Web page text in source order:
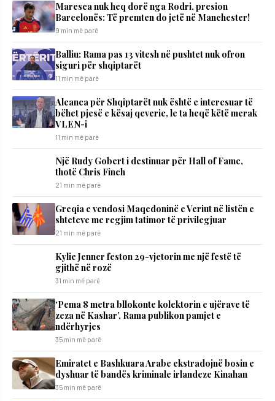
Maresca nuk heq dorë nga Rodri, presion
Barcelonës: Të premten do jetë në Manchester!
9 min më parë
Balliu: Rama pas 13 vitesh në pushtet nuk ofron
siguri për shqiptarët
11 min më parë
Aleanca për Shqiptarët nuk është e interesuar të
bëhet pjesë e kësaj qeverie, le ta heqë këtë merak
VLEN-i
11 min më parë
Një Rudy Gobert i destinuar për Hall of Fame,
thotë Chris Finch
21 min më parë
Greqia e vendosi Maqedoninë e Veriut në listën e
shteteve me regjim tatimor të privilegjuar
21 min më parë
Kylie Jenner feston 29-vjetorin me një festë të
gjithë në rozë
31 min më parë
‘Pema 8 metra bllokonte kolektorin e ujërave të
zeza në Kashar’, Rama publikon pamjet e
ndërhyrjes
35 min më parë
Emiratet e Bashkuara Arabe ekstradojnë bosin e
dyshuar të bandës kriminale irlandeze Kinahan
35 min më parë